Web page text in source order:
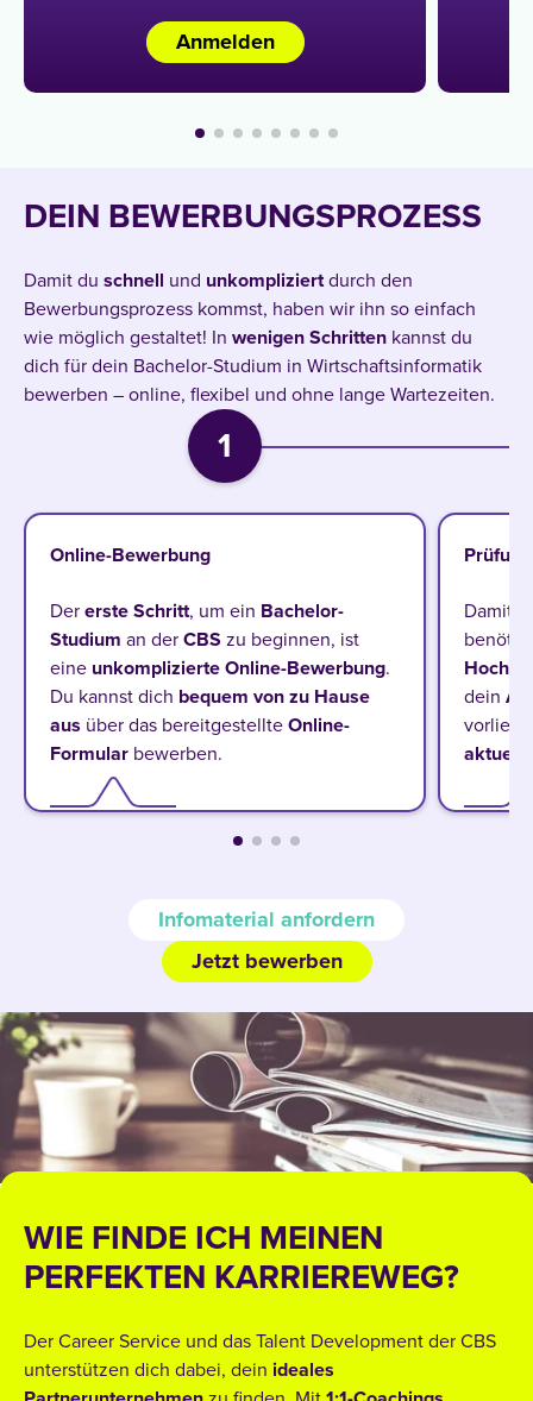
Anmelden
DEIN BEWERBUNGSPROZESS
Damit du schnell und unkompliziertdurch den
Bewerbungsprozess kommst, haben wir ihn so einfach
wie möglich gestaltet! In wenigen Schritten kannst du
dich für dein Bachelor-Studium in Wirtschaftsinformatik
bewerben – online, flexibel und ohne lange Wartezeiten.
1
Online-Bewerbung
Der erste Schritt, um ein Bachelor-
Studium an der CBS zu beginnen, ist
eine unkomplizierte Online-Bewerbung.
Du kannst dich bequem von zu Hause
aus über das bereitgestellte Online-
Formular bewerben.
Prüfung
Damit
dein
Infomaterial anfordern
Jetzt bewerben
WIE FINDE ICH MEINEN
PERFEKTEN KARRIEREWEG?
Der Career Service und das Talent Development der CBS
unterstützen dich dabei, dein ideales